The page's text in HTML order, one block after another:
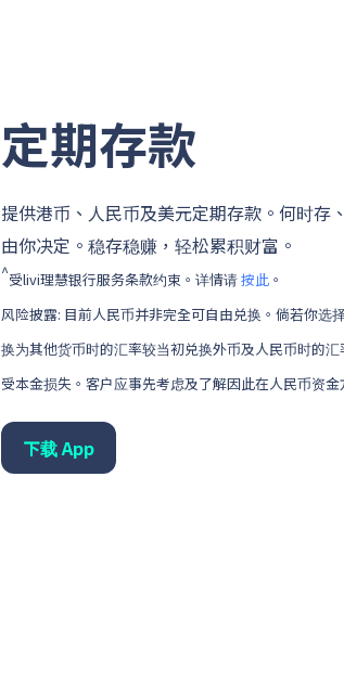
定期存款
提供港币、人民币及美元定期存款。何时存
由你决定。稳存稳赚，轻松累积财富。
^受livi理慧银行服务条款约束。详情请按此 。
风险披露: 目前人民币并非完全可自由兑换。倘若你选
换为其他货币时的汇率较当初兑换外币及人民币时的
受本金损失。客户应事先考虑及了解因此在人民币资金
下载 App